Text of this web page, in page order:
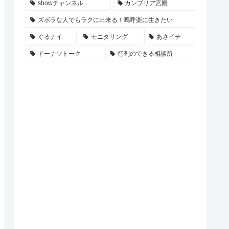
showチャンネル カンブリア宮殿
ズボラな人でもラクに出来る！嗚呼楽に生きたい
ぐるナイ モニタリング あさイチ
ドーナツトーク 行列のできる相談所